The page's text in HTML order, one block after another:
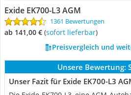
Exide EK700-L3 AGM
1361 Bewertungen
ab 141,00 € ( Sofort lieferbar)
Preisvergleich und
Unsere Bewertung:
Unser Fazit für Exide EK700-L3